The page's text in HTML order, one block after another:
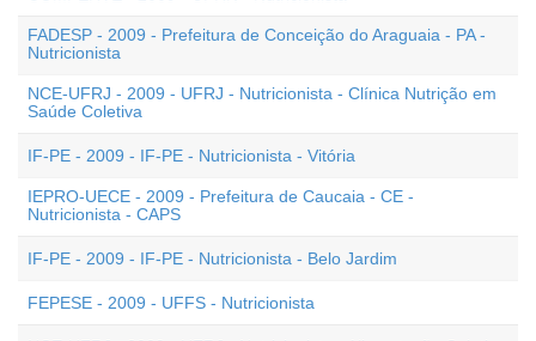
FADESP - 2009 - Prefeitura de Conceição do Araguaia - PA -
Nutricionista
NCE-UFRJ - 2009 - UFRJ - Nutricionista - Clínica Nutrição em
Saúde Coletiva
IF-PE - 2009 - IF-PE - Nutricionista - Vitória
IEPRO-UECE - 2009 - Prefeitura de Caucaia - CE -
Nutricionista - CAPS
IF-PE - 2009 - IF-PE - Nutricionista - Belo Jardim
FEPESE - 2009 - UFFS - Nutricionista